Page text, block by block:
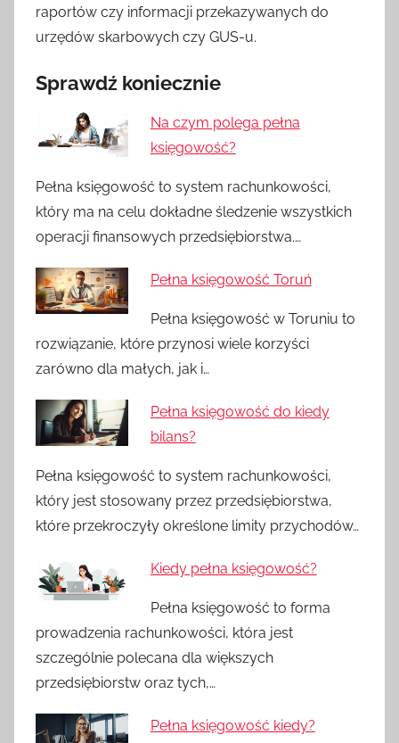
raportów czy informacji przekazywanych do
urzędów skarbowych czy GUS-u.
Sprawdź koniecznie
Na czym polega pełna
księgowość?
Pełna księgowość to system rachunkowości,
który ma na celu dokładne śledzenie wszystkich
operacji finansowych przedsiębiorstwa.…
Pełna księgowość Toruń
Pełna księgowość w Toruniu to
rozwiązanie, które przynosi wiele korzyści
zarówno dla małych, jak i…
Pełna księgowość do kiedy
bilans?
Pełna księgowość to system rachunkowości,
który jest stosowany przez przedsiębiorstwa,
które przekroczyły określone limity przychodów…
Kiedy pełna księgowość?
Pełna księgowość to forma
prowadzenia rachunkowości, która jest
szczególnie polecana dla większych
przedsiębiorstw oraz tych,…
Pełna księgowość kiedy?